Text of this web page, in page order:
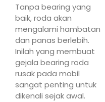
Tanpa bearing yang
baik, roda akan
mengalami hambatan
dan panas berlebih.
Inilah yang membuat
gejala bearing roda
rusak pada mobil
sangat penting untuk
dikenali sejak awal.